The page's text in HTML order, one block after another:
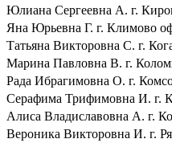
Юлиана Сергеевна А. г.
Яна Юрьевна Г. г. Климово
Татьяна Викторовна С. г.
Марина Павловна В. г.
Рада Ибрагимовна О. г.
Серафима Трифимовна И. г.
Алиса Владиславовна А. г.
Вероника Викторовна И. г.